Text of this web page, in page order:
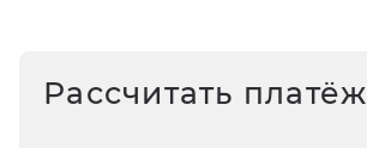
Рассчитать платёж